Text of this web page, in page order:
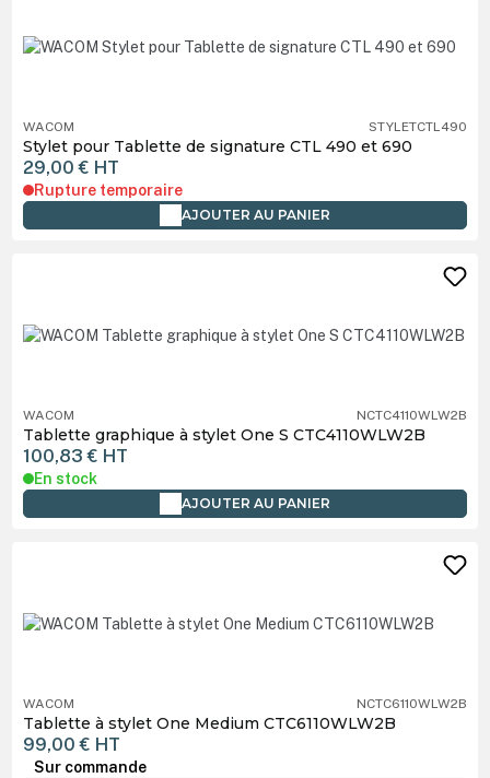
WACOM STYLETCTL490
Stylet pour Tablette de signature CTL 490 et 690
29,00 € HT
Rupture temporaire
AJOUTER AU PANIER
WACOM NCTC4110WLW2B
Tablette graphique à stylet One S CTC4110WLW2B
100,83 € HT
En stock
AJOUTER AU PANIER
WACOM NCTC6110WLW2B
Tablette à stylet One Medium CTC6110WLW2B
99,00 € HT
Sur commande